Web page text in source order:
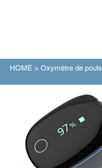
HOME > Oxymètre de pouls